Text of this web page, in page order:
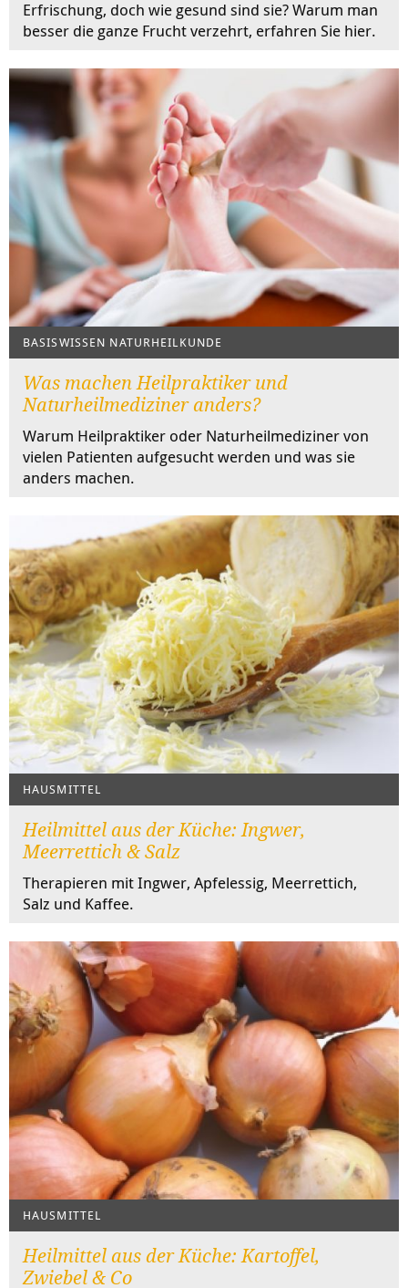
Erfrischung, doch wie gesund sind sie? Warum man
besser die ganze Frucht verzehrt, erfahren Sie hier.
BASISWISSEN NATURHEILKUNDE
Was machen Heilpraktiker und
Naturheilmediziner anders?
Warum Heilpraktiker oder Naturheilmediziner von
vielen Patienten aufgesucht werden und was sie
anders machen.
HAUSMITTEL
Heilmittel aus der Küche: Ingwer,
Meerrettich & Salz
Therapieren mit Ingwer, Apfelessig, Meerrettich,
Salz und Kaffee.
HAUSMITTEL
Heilmittel aus der Küche: Kartoffel,
Zwiebel & Co